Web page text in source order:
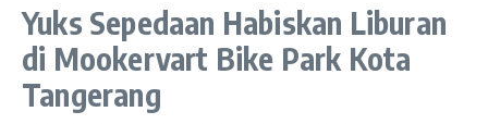
Yuks Sepedaan Habiskan Liburan
di Mookervart Bike Park Kota
Tangerang